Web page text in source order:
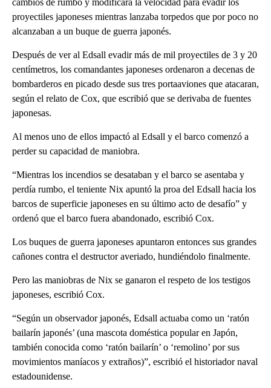
proyectiles japoneses mientras lanzaba torpedos que por poco no
alcanzaban a un buque de guerra japonés.
Después de ver al Edsall evadir más de mil proyectiles de 3 y 20
centímetros, los comandantes japoneses ordenaron a decenas de
bombarderos en picado desde sus tres portaaviones que atacaran,
según el relato de Cox, que escribió que se derivaba de fuentes
japonesas.
Al menos uno de ellos impactó al Edsall y el barco comenzó a
perder su capacidad de maniobra.
“Mientras los incendios se desataban y el barco se asentaba y
perdía rumbo, el teniente Nix apuntó la proa del Edsall hacia los
barcos de superficie japoneses en su último acto de desafío” y
ordenó que el barco fuera abandonado, escribió Cox.
Los buques de guerra japoneses apuntaron entonces sus grandes
cañones contra el destructor averiado, hundiéndolo finalmente.
Pero las maniobras de Nix se ganaron el respeto de los testigos
japoneses, escribió Cox.
“Según un observador japonés, Edsall actuaba como un ‘ratón
bailarín japonés’ (una mascota doméstica popular en Japón,
también conocida como ‘ratón bailarín’ o ‘remolino’ por sus
movimientos maníacos y extraños)”, escribió el historiador naval
estadounidense.